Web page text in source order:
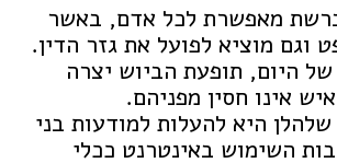
מאפשרת לכל אדם, באשר
וגם מוציא לפועל את גזר הדין.
היום, תופעת הביוש יצרה
אינו חסין מפניהם.
היא להעלות למודעות בני
השימוש באינטרנט ככלי